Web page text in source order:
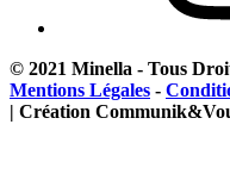
© 2021 Minella - Tous
Mentions Légales -
| Création